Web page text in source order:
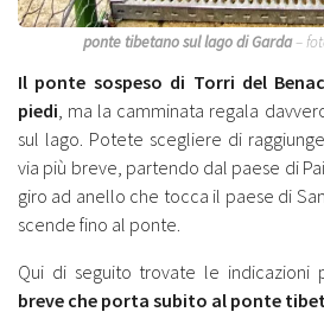
ponte tibetano sul lago di Garda–
Il ponte sospeso di Torri del
piedi , ma la camminata regala
sul lago. Potete scegliere di
via più breve, partendo dal paese di
giro ad anello che tocca il paese di
scende fino al ponte.
Qui di seguito trovate le indicazioni
breve che porta subito al ponte